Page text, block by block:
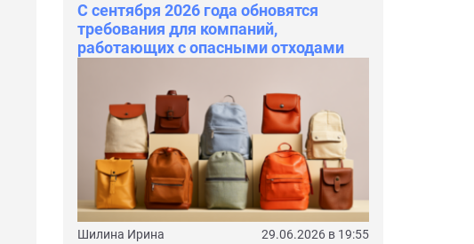
С сентября 2026 года обновятся
требования для компаний,
работающих с опасными отходами
Шилина Ирина 29.06.2026 в 19:55